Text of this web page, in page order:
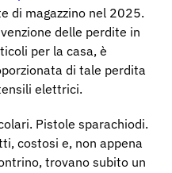
di distacco
di magazzino nel 2025.
delle perdite in
per la casa, è
di tale perdita
elettrici.
Pistole sparachiodi.
costosi e, non appena
trovano subito un